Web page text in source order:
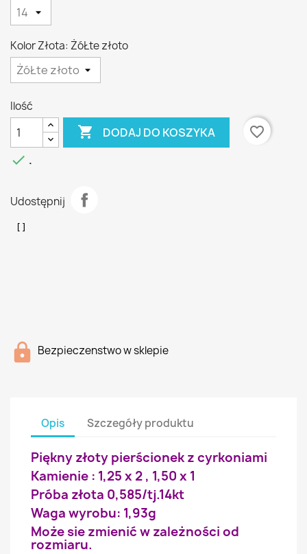
Kolor Złota: ŻóŁte złoto
Ilość
 DODAJ DO KOSZYKA
favorite_border
 .
Udostępnij
Bezpieczenstwo w sklepie
Opis Szczegóły produktu
Piękny złoty pierścionek z cyrkoniami
Kamienie : 1,25 x 2 , 1,50 x 1
Próba złota 0,585/tj.14kt
Waga wyrobu: 1,93g
Może sie zmienić w zależności od
rozmiaru.